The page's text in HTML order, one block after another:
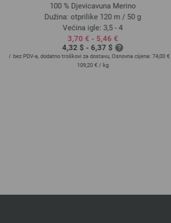
100 % Djevicavuna Merino
Dužina: otprilike 120 m / 50 g
Većina igle: 3,5 - 4
3,70 € - 5,46 €
4,32 $ - 6,37 $
bez PDV-a, dodatno troškovi za dostavu, Osnovna cijena:74,00 € -
109,20 €/ kg